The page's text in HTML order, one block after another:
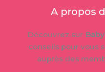
A propos
Découvrez sur
conseils pour vous
auprès des